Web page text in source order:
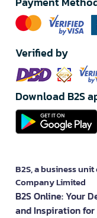
Verified by
Download B2S
B2S, a business
Company Limited
B2S Online: Your
and Inspiration